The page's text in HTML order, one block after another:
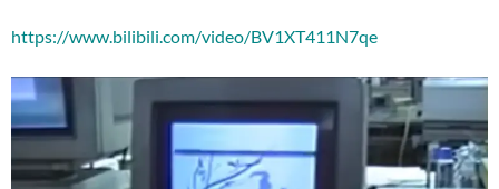
https://www.bilibili.com/video/BV1XT411N7qe